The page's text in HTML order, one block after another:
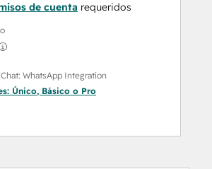
de cuenta requeridos
WhatsApp Integration
Único, Básico o Pro